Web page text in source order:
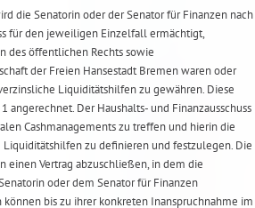
die Senatorin oder der Senator für Finanzen nach
für den jeweiligen Einzelfall ermächtigt,
des öffentlichen Rechts sowie
der Freien Hansestadt Bremen waren oder
Liquiditätshilfen zu gewähren. Diese
Der Haushalts- und Finanzausschuss
Cashmanagements zu treffen und hierin die
zu definieren und festzulegen. Die
einen Vertrag abzuschließen, in dem die
oder dem Senator für Finanzen
bis zu ihrer konkreten Inanspruchnahme im